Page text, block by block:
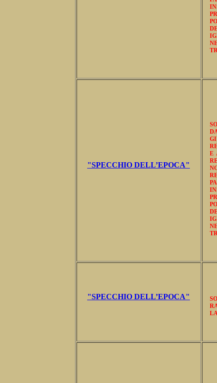
"SPECCHIO DELL’EPOCA"
E
"SPECCHIO DELL’EPOCA"